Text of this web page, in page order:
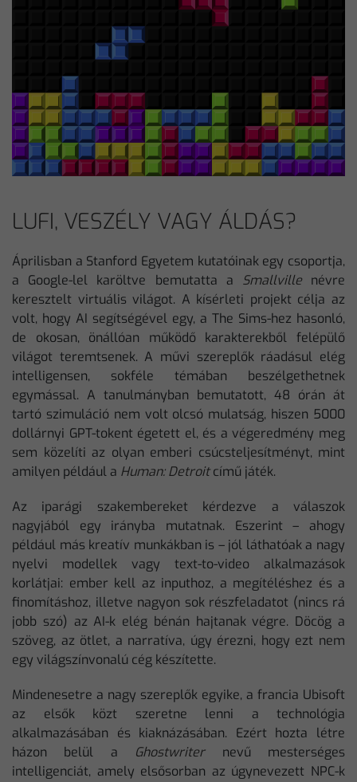
LUFI, VESZÉLY VAGY ÁLDÁS?
Áprilisban a Stanford Egyetem kutatóinak egy csoportja,
a Google-lel karöltve bemutatta a Smallvillenévre
keresztelt virtuális világot. A kísérleti projekt célja az
volt, hogy AI segítségével egy, a The Sims-hez hasonló,
de okosan, önállóan működő karakterekből felépülő
világot teremtsenek. A művi szereplők ráadásul elég
intelligensen, sokféle témában beszélgethetnek
egymással. A tanulmányban bemutatott, 48 órán át
tartó szimuláció nem volt olcsó mulatság, hiszen 5000
dollárnyi GPT-tokent égetett el, és a végeredmény meg
sem közelíti az olyan emberi csúcsteljesítményt, mint
amilyen például a Human: Detroitcímű játék.
Az iparági szakembereket kérdezve a válaszok
nagyjából egy irányba mutatnak. Eszerint – ahogy
például más kreatív munkákban is – jól láthatóak a nagy
nyelvi modellek vagy text-to-video alkalmazások
korlátjai: ember kell az inputhoz, a megítéléshez és a
finomításhoz, illetve nagyon sok részfeladatot (nincs rá
jobb szó) az AI-k elég bénán hajtanak végre. Döcög a
szöveg, az ötlet, a narratíva, úgy érezni, hogy ezt nem
egy világszínvonalú cég készítette.
Mindenesetre a nagy szereplők egyike, a francia Ubisoft
az elsők közt szeretne lenni a technológia
alkalmazásában és kiaknázásában. Ezért hozta létre
házon belül a Ghostwriternevű mesterséges
intelligenciát, amely elsősorban az úgynevezett NPC-k